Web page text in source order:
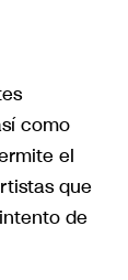
como
el
que
de